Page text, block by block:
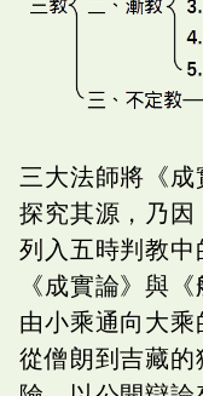
三大法師將《成
探究其源，乃因
列入五時判教
《成實論》與
由小乘通向大乘
從僧朗到吉藏